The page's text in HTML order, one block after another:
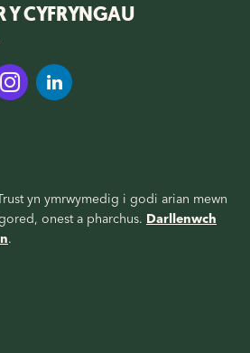
Y CYFRYNGAU
yn ymrwymedig i godi arian mewn
onest a pharchus. Darllenwch
.